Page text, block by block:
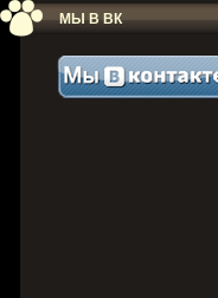
МЫ В ВК